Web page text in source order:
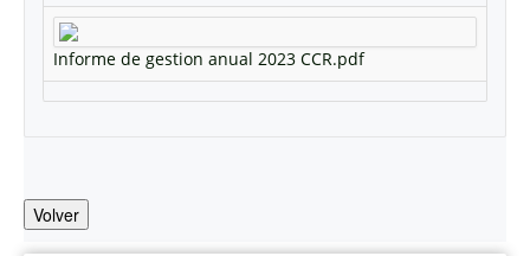
Informe de gestion anual 2023 CCR.pdf
Volver